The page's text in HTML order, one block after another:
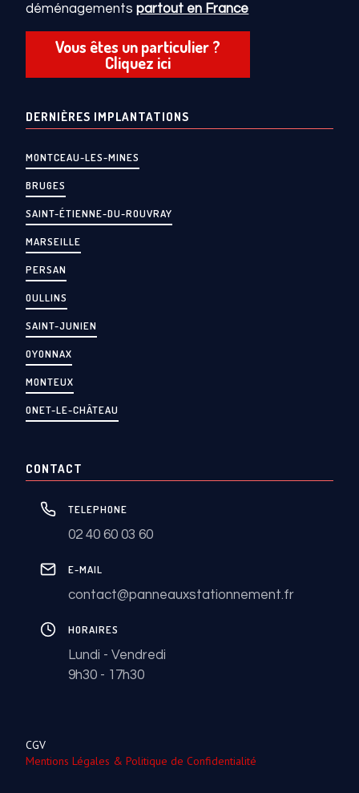
déménagementspartout en France
Vous êtes un particulier ?
Cliquez ici
DERNIÈRES IMPLANTATIONS
MONTCEAU-LES-MINES
BRUGES
SAINT-ÉTIENNE-DU-ROUVRAY
MARSEILLE
PERSAN
OULLINS
SAINT-JUNIEN
OYONNAX
MONTEUX
ONET-LE-CHÂTEAU
CONTACT
TELEPHONE
02 40 60 03 60
E-MAIL
contact@panneauxstationnement.fr
HORAIRES
Lundi - Vendredi
9h30 - 17h30
CGV
Mentions Légales & Politique de Confidentialité